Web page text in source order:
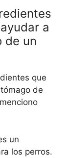
a
de un
que
de
un
los perros.